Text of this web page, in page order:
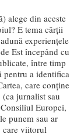
alege din aceste
E tema cărții
experiențele
Est începând cu
între timp
pentru a identifica
care conține
jurnalist sau
Europei,
punem sau ar
care viitorul